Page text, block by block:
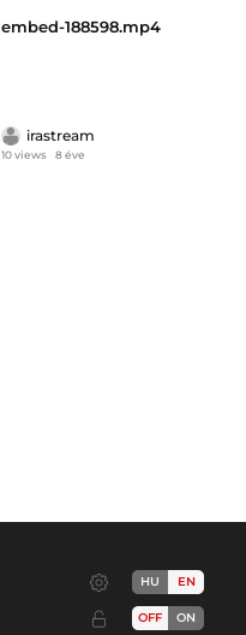
embed-188598.mp4
irastream
10 views 8 éve
HU EN
OFF ON